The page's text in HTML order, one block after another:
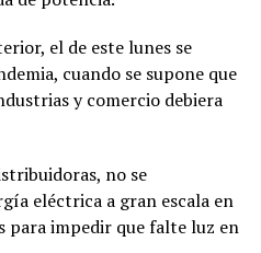
el de este lunes se
cuando se supone que
y comercio debiera
no se
eléctrica a gran escala en
para impedir que falte luz en